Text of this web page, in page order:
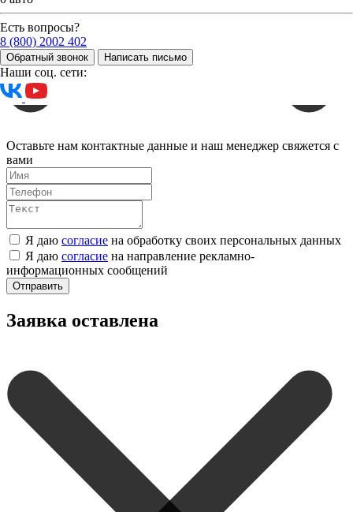
Есть вопросы?
8 (800) 2002 402
Обратный звонок Написать письмо
Наши соц. сети:
Оставьте нам контактные данные и наш менеджер свяжется с
вами
Я даю согласие на обработку своих персональных данных
Я даю согласие на направление рекламно-
информационных сообщений
Отправить
Заявка оставлена